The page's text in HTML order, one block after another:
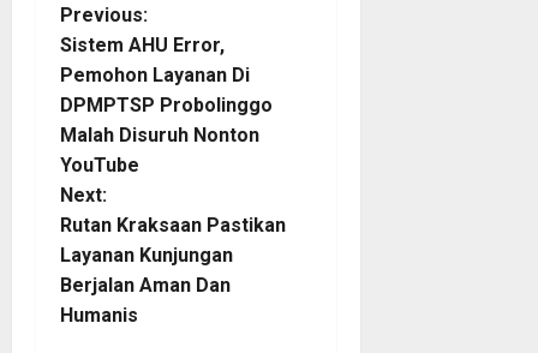
P
o
s
t
n
a
v
Previous:
Sistem AHU Error,
Pemohon Layanan Di
DPMPTSP Probolinggo
Malah Disuruh Nonton
YouTube
Next:
Rutan Kraksaan Pastikan
Layanan Kunjungan
Berjalan Aman Dan
Humanis